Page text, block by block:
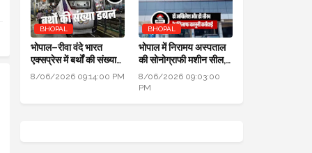
BHOPAL
भोपाल–रीवा वंदे भारत
एक्सप्रेस में बर्थों की संख्या
डबल से ज्यादा हुई
8/06/2026 09:14:00 PM
BHOPAL
भोपाल में निरामय अस्पताल
की सोनोग्राफी मशीन सील,
सीएमएचओ ने की कार्यवाही
8/06/2026 09:03:00
PM